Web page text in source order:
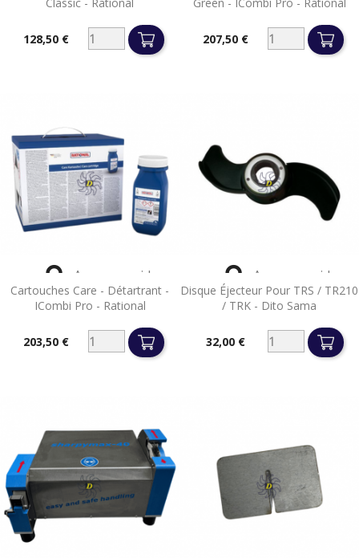
128,50 € Prix207,50 €
Cartouches Care - Détartrant -
ICombi Pro - Rational
Prix203,50 €
 Aperçu rapide
Disque Éjecteur Pour TRS / TR210
/ TRK - Dito Sama
32,00 €
 Aperçu rapide